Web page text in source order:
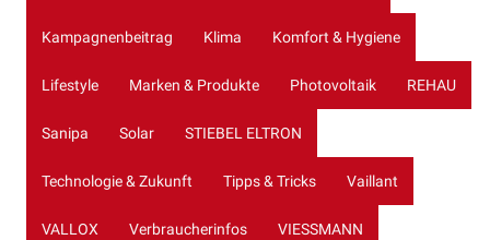
Kampagnenbeitrag Klima Komfort & Hygiene
Lifestyle Marken & Produkte Photovoltaik REHAU
Sanipa Solar STIEBEL ELTRON
Technologie & Zukunft Tipps & Tricks Vaillant
VALLOX Verbraucherinfos VIESSMANN